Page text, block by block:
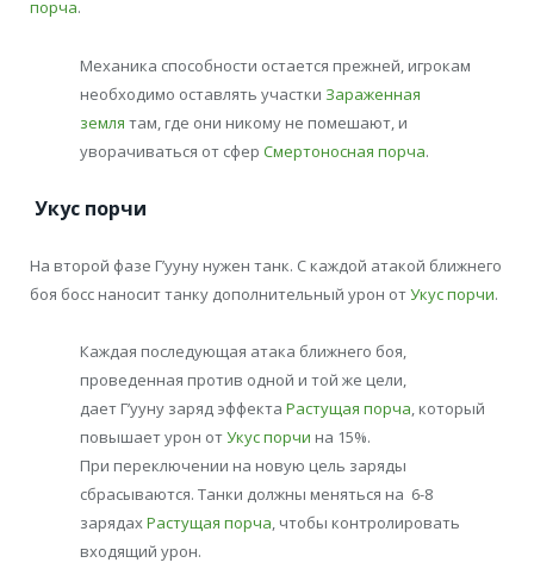
порча.
Механика способности остается прежней, игрокам
необходимо оставлять участки Зараженная
земля там, где они никому не помешают, и
уворачиваться от сфер Смертоносная порча.
Укус порчи
На второй фазе Г’ууну нужен танк. С каждой атакой ближнего
боя босс наносит танку дополнительный урон отУкус порчи.
Каждая последующая атака ближнего боя,
проведенная против одной и той же цели,
дает Г’ууну заряд эффекта Растущая порча, который
повышает урон отУкус порчи на 15%.
При переключении на новую цель заряды
сбрасываются. Танки должны меняться на 6-8
зарядахРастущая порча, чтобы контролировать
входящий урон.